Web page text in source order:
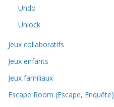
Undo
Unlock
Jeux collaboratifs
Jeux enfants
Jeux familiaux
Escape Room (Escape, Enquête)